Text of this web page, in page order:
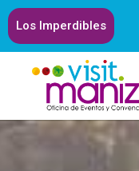
Los Imperdibles